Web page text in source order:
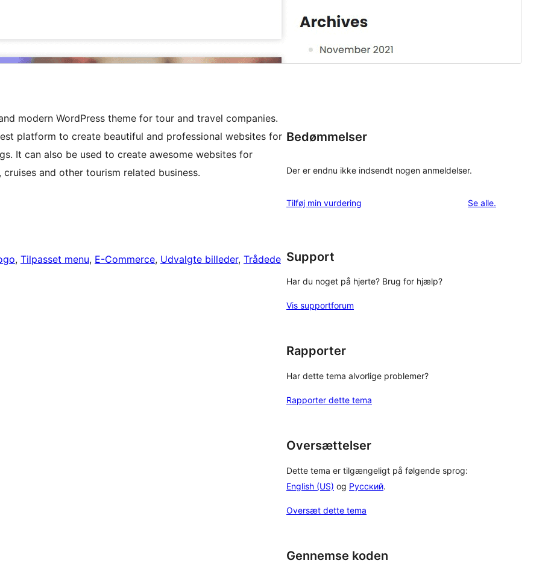
modern WordPress theme for tour and travel companies.
platform to create beautiful and professional websites for
It can also be used to create awesome websites for
and other tourism related business.
, Tilpasset menu, E-Commerce, Udvalgte billeder, Trådede
Bedømmelser
Der er endnu ikke indsendt nogen anmeldelser.
Tilføj min vurdering Se alleanmeldelser
.
Support
Har du noget på hjerte? Brug for hjælp?
Vis supportforum
Rapporter
Har dette tema alvorlige problemer?
Rapporter dette tema
Oversættelser
Dette tema er tilgængeligt på følgende sprog:
English (US) og Русский.
Oversæt dette tema
Gennemse koden